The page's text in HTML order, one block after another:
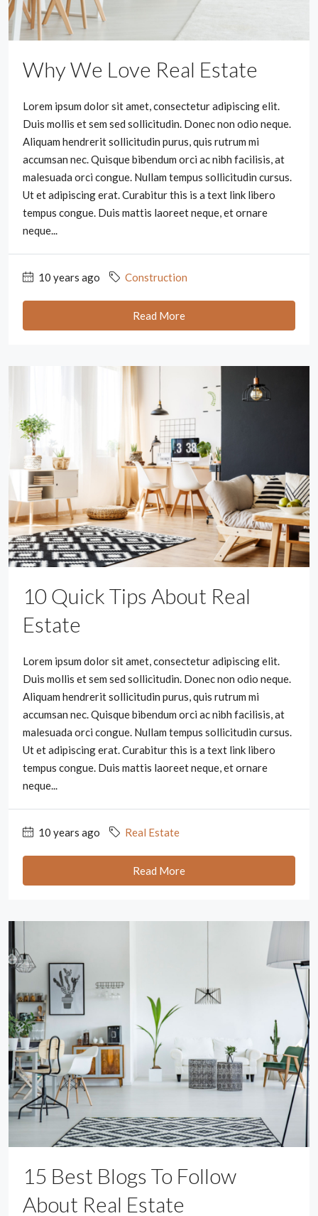
Why We Love Real Estate
Lorem ipsum dolor sit amet, consectetur adipiscing elit.
Duis mollis et sem sed sollicitudin. Donec non odio neque.
Aliquam hendrerit sollicitudin purus, quis rutrum mi
accumsan nec. Quisque bibendum orci ac nibh facilisis, at
malesuada orci congue. Nullam tempus sollicitudin cursus.
Ut et adipiscing erat. Curabitur this is a text link libero
tempus congue. Duis mattis laoreet neque, et ornare
neque...
10 years ago Construction
Read More
10 Quick Tips About Real
Estate
Lorem ipsum dolor sit amet, consectetur adipiscing elit.
Duis mollis et sem sed sollicitudin. Donec non odio neque.
Aliquam hendrerit sollicitudin purus, quis rutrum mi
accumsan nec. Quisque bibendum orci ac nibh facilisis, at
malesuada orci congue. Nullam tempus sollicitudin cursus.
Ut et adipiscing erat. Curabitur this is a text link libero
tempus congue. Duis mattis laoreet neque, et ornare
neque...
10 years ago Real Estate
Read More
15 Best Blogs To Follow
About Real Estate